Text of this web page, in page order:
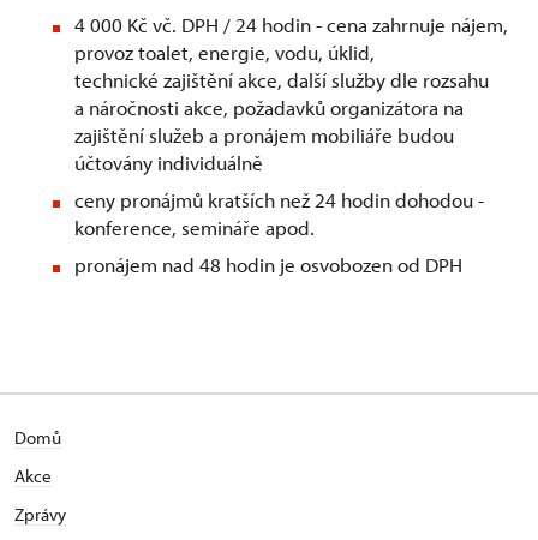
4 000 Kč vč. DPH / 24 hodin - cena zahrnuje nájem,
provoz toalet, energie, vodu, úklid,
technické zajištění akce, další služby dle rozsahu
a náročnosti akce, požadavků organizátora na
zajištění služeb a pronájem mobiliáře budou
účtovány individuálně
ceny pronájmů kratších než 24 hodin dohodou -
konference, semináře apod.
pronájem nad 48 hodin je osvobozen od DPH
Domů
Akce
Zprávy